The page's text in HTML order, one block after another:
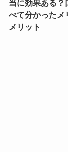
当に効果ある？
べて分かったメ
メリット